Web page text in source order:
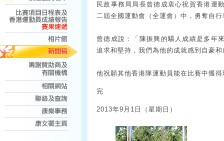
民政事務局局長曾德成衷心祝賀香港運
二屆全國運動會（全運會）中，勇奪自
曾德成說：「陳振興的驕人成績是多年
追求和堅持，我們為他的成就感到自豪
他祝願其他香港隊運動員能在比賽中獲
完
2013年9月1日（星期日）